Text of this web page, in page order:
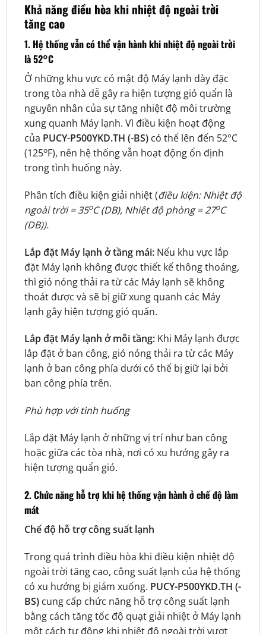
Khả năng điều hòa khi nhiệt độ ngoài trời
tăng cao
1. Hệ thống vẫn có thể vận hành khi nhiệt độ ngoài trời
là 52°C
Ở những khu vực có mật độ Máy lạnh dày đặc
trong tòa nhà dễ gây ra hiện tượng gió quẩn là
nguyên nhân của sự tăng nhiệt độ môi trường
xung quanh Máy lạnh. Vì điều kiện hoạt động
của PUCY-P500YKD.TH (-BS)có thể lên đến 52°C
(125oF), nên hệ thống vẫn hoạt động ổn định
trong tình huống này.
Phân tích điều kiện giải nhiệt (điều kiện: Nhiệt độ
ngoài trời = 35oC (DB), Nhiệt độ phòng = 27oC
(DB)).
Lắp đặt Máy lạnh ở tầng mái: Nếu khu vực lắp
đặt Máy lạnh không được thiết kế thông thoáng,
thì gió nóng thải ra từ các Máy lạnh sẽ không
thoát được và sẽ bị giữ xung quanh các Máy
lạnh gây hiện tượng gió quấn.
Lắp đặt Máy lạnh ở mỗi tầng: Khi Máy lạnh được
lắp đặt ở ban công, gió nóng thải ra từ các Máy
lạnh ở ban công phía dưới có thể bị giữ lại bởi
ban công phía trên.
Phù hợp với tình huống
Lắp đặt Máy lạnh ở những vị trí như ban công
hoặc giữa các tòa nhà, nơi có xu hướng gây ra
hiện tượng quẩn gió.
2. Chức năng hỗ trợ khi hệ thống vận hành ở chế độ làm
mát
Chế độ hỗ trợ công suất lạnh
Trong quá trình điều hòa khi điều kiện nhiệt độ
ngoài trời tăng cao, công suất lạnh của hệ thống
có xu hướng bị giảm xuống. PUCY-P500YKD.TH (-
BS)cung cấp chức năng hỗ trợ công suất lạnh
bằng cách tăng tốc độ quạt giải nhiệt ở Máy lạnh
một cách tự động khi nhiệt độ ngoài trời vượt